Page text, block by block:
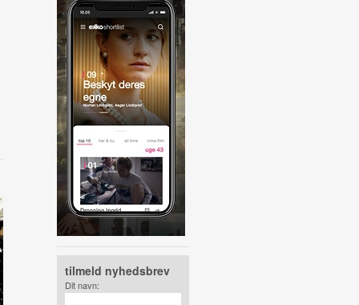
tilmeld nyhedsbrev
Dit navn: